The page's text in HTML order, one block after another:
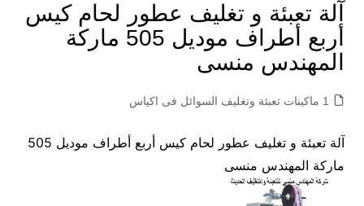
آلة تعبئة و تغليف عطور لحام كيس
أربع أطراف موديل 505 ماركة
المهندس منسى
1 ماكينات تعبئة وتغليف السوائل فى اكياس
آلة تعبئة و تغليف عطور لحام كيس أربع أطراف موديل 505
ماركة المهندس منسى